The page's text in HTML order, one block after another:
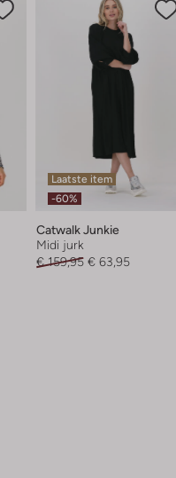
Laatste item
-60%
Catwalk Junkie
Midi jurk
€ 159,95 € 63,95